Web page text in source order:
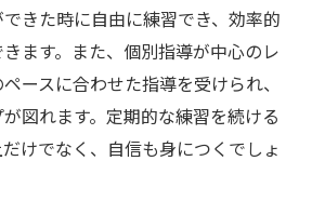
きた時に自由に練習でき、効率的
ます。また、個別指導が中心のレ
ースに合わせた指導を受けられ、
図れます。定期的な練習を続ける
けでなく、自信も身につくでしょ